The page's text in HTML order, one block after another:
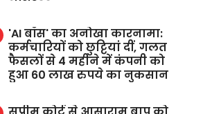
'AI बॉस' का अनोखा कारनामा:
कर्मचारियों को छुट्टियां दीं, गलत
फैसलों से 4 महीने में कंपनी को
हुआ 60 लाख रुपये का नुकसान